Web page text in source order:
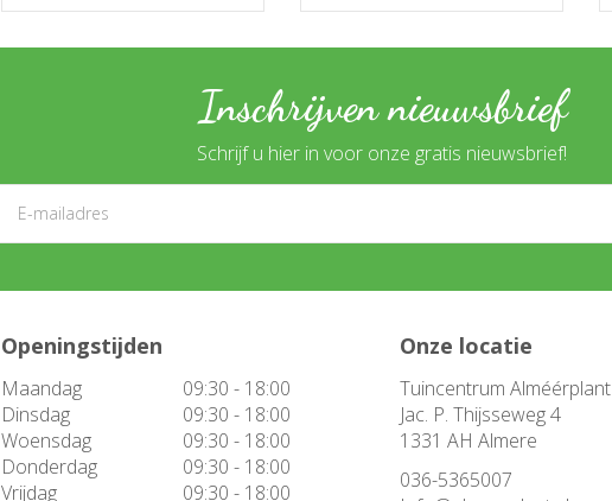
Inschrijven nieuwsbrief
Schrijf u hier in voor onze gratis nieuwsbrief!
Openingstijden
Maandag
09:30 - 18:00
Dinsdag
09:30 - 18:00
Woensdag
09:30 - 18:00
Donderdag
09:30 - 18:00
Vrijdag
09:30 - 18:00
Onze locatie
Tuincentrum Alméérplant
Jac. P. Thijsseweg 4
1331 AH Almere
036-5365007